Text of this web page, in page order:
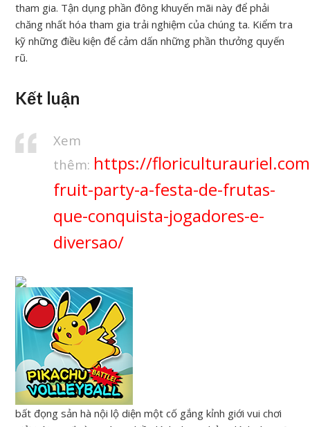
tham gia. Tận dụng phần đông khuyến mãi này để phải
chăng nhất hóa tham gia trải nghiệm của chúng ta. Kiểm tra
kỹ những điều kiện để cảm dấn những phần thưởng quyến
rũ.
Kết luận
Xem
thêm: https://
fruit-party-a-festa-de-frutas-
que-conquista-jogadores-e-
diversao/
bất đọng sản hà nội lộ diện một cố gắng kỉnh giới vui chơi